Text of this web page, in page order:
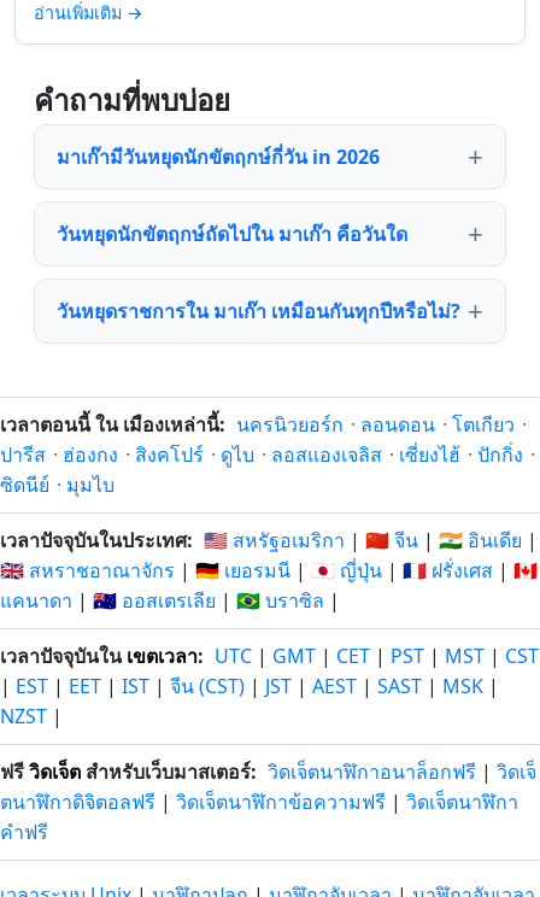
อ่านเพิ่มเติม →
คำถามที่พบบ่อย
มาเก๊ามีวันหยุดนักขัตฤกษ์กี่วัน in 2026
วันหยุดนักขัตฤกษ์ถัดไปใน มาเก๊า คือวันใด
วันหยุดราชการใน มาเก๊า เหมือนกันทุกปีหรือไม่?
เวลาตอนนี้ ใน เมืองเหล่านี้: นครนิวยอร์ก · ลอนดอน · โตเกียว ·
ปารีส · ฮ่องกง · สิงคโปร์ · ดูไบ · ลอสแองเจลิส · เซี่ยงไฮ้ · ปักกิ่ง ·
ซิดนีย์ · มุมไบ
เวลาปัจจุบันในประเทศ: 🇺🇸 สหรัฐอเมริกา | 🇨🇳 จีน | 🇮🇳 อินเดีย |
🇬🇧 สหราชอาณาจักร | 🇩🇪 เยอรมนี | 🇯🇵 ญี่ปุ่น | 🇫🇷 ฝรั่งเศส | 🇨🇦
แคนาดา | 🇦🇺 ออสเตรเลีย | 🇧🇷 บราซิล |
เวลาปัจจุบันในเขตเวลา: UTC | GMT | CET | PST | MST | CST
| EST | EET | IST | จีน (CST) | JST | AEST | SAST | MSK |
NZST |
ฟรีวิดเจ็ต สำหรับเว็บมาสเตอร์: วิดเจ็ตนาฬิกาอนาล็อกฟรี | วิดเจ็
ตนาฬิกาดิจิตอลฟรี | วิดเจ็ตนาฬิกาข้อความฟรี | วิดเจ็ตนาฬิกา
คำฟรี